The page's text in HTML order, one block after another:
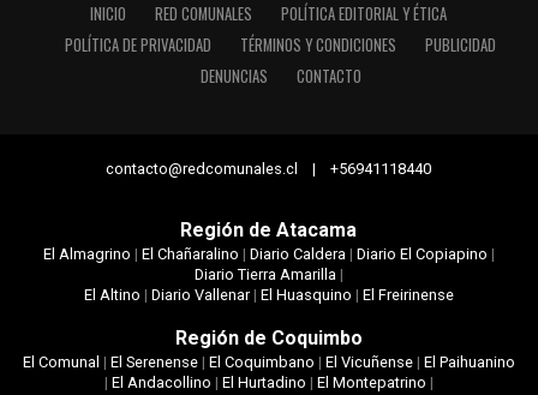
INICIO RED COMUNALES
POLÍTICA EDITORIAL Y ÉTICA
POLÍTICA DE PRIVACIDAD
TÉRMINOS Y CONDICIONES
PUBLICIDAD
DENUNCIAS
CONTACTO
contacto@redcomunales.cl | +56941118440
Región de Atacama
El Almagrino | El Chañaralino | Diario Caldera | Diario El Copiapino |
Diario Tierra Amarilla |
El Altino | Diario Vallenar| El Huasquino | El Freirinense
Región de Coquimbo
El Comunal | El Serenense| El Coquimbano | El Vicuñense| El Paihuanino
| El Andacollino | El Hurtadino | El Montepatrino |